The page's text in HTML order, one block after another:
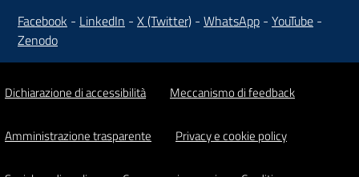
Facebook - LinkedIn - X (Twitter) - WhatsApp - YouTube -
Zenodo
Dichiarazione di accessibilità Meccanismo di feedback
Amministrazione trasparente Privacy e cookie policy